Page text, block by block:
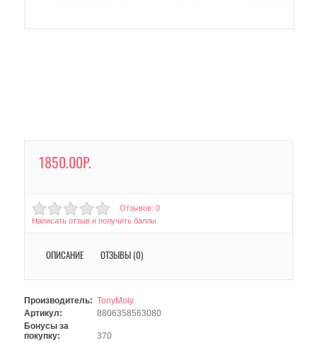
1850.00Р.
Отзывов: 0
Написать отзыв и получить баллы
ОПИСАНИЕ ОТЗЫВЫ (0)
Производитель: TonyMoly
Артикул:
8806358563080
Бонусы за
покупку:
370